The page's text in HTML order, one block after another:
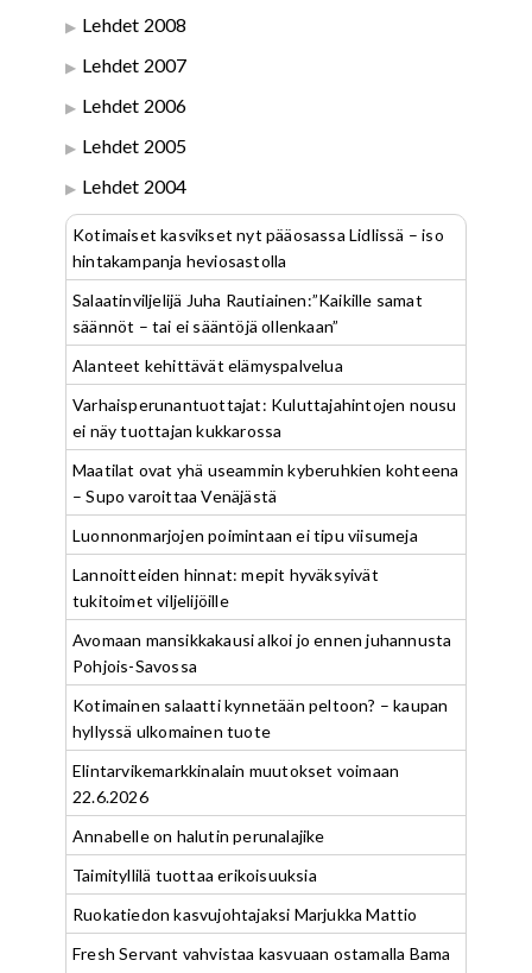
Lehdet 2008
Lehdet 2007
Lehdet 2006
Lehdet 2005
Lehdet 2004
Kotimaiset kasvikset nyt pääosassa Lidlissä – iso
hintakampanja heviosastolla
Salaatinviljelijä Juha Rautiainen:”Kaikille samat
säännöt – tai ei sääntöjä ollenkaan”
Alanteet kehittävät elämyspalvelua
Varhaisperunantuottajat: Kuluttajahintojen nousu
ei näy tuottajan kukkarossa
Maatilat ovat yhä useammin kyberuhkien kohteena
– Supo varoittaa Venäjästä
Luonnonmarjojen poimintaan ei tipu viisumeja
Lannoitteiden hinnat: mepit hyväksyivät
tukitoimet viljelijöille
Avomaan mansikkakausi alkoi jo ennen juhannusta
Pohjois-Savossa
Kotimainen salaatti kynnetään peltoon? – kaupan
hyllyssä ulkomainen tuote
Elintarvikemarkkinalain muutokset voimaan
22.6.2026
Annabelle on halutin perunalajike
Taimityllilä tuottaa erikoisuuksia
Ruokatiedon kasvujohtajaksi Marjukka Mattio
Fresh Servant vahvistaa kasvuaan ostamalla Bama